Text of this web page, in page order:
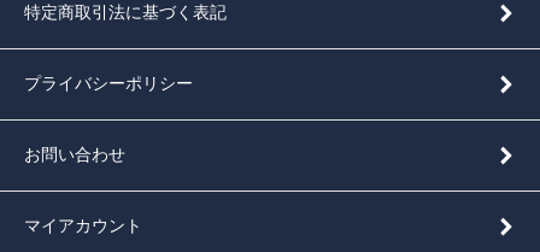
特定商取引法に基づく表記
プライバシーポリシー
お問い合わせ
マイアカウント